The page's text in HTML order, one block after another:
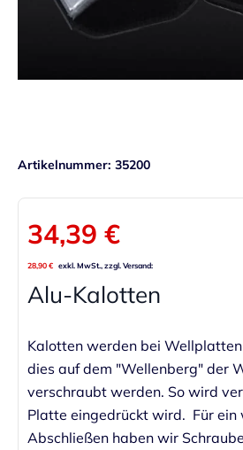
Artikelnummer 35200
34,39 €
28,90 €
Alu-Kalotten
Kalotten werden bei
dies auf dem "Wellenberg" der
verschraubt werden. So wird
Platte eingedrückt wird. Für ein
Abschließen haben wir